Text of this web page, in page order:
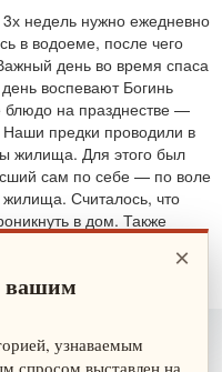
недель нужно ежедневно
в водоеме, после чего
день во время спаса
воспевают Богинь
на празднестве —
предки проводили в
жилища. Для этого был
сам по себе — по воле
жилища. Считалось, что
в дом. Также
духов.
×
вашим
узнаваемым
спросом выставлен на